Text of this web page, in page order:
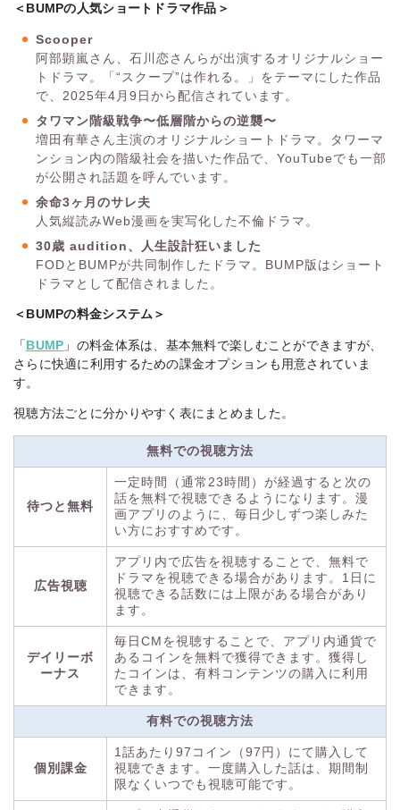
＜BUMPの人気ショートドラマ作品＞
Scooper
阿部顕嵐さん、石川恋さんらが出演するオリジナルショー
トドラマ。「“スクープ”は作れる。」をテーマにした作品
で、2025年4月9日から配信されています。
タワマン階級戦争〜低層階からの逆襲〜
増田有華さん主演のオリジナルショートドラマ。タワーマ
ンション内の階級社会を描いた作品で、YouTubeでも一部
が公開され話題を呼んでいます。
余命3ヶ月のサレ夫
人気縦読みWeb漫画を実写化した不倫ドラマ。
30歳 audition、人生設計狂いました
FODとBUMPが共同制作したドラマ。BUMP版はショート
ドラマとして配信されました。
＜BUMPの料金システム＞
「 BUMP 」の料金体系は、基本無料で楽しむことができますが、
さらに快適に利用するための課金オプションも用意されていま
す。
視聴方法ごとに分かりやすく表にまとめました。
無料での視聴方法
待つと無料
一定時間（通常23時間）が経過すると次の
話を無料で視聴できるようになります。漫
画アプリのように、毎日少しずつ楽しみた
い方におすすめです。
広告視聴
アプリ内で広告を視聴することで、無料で
ドラマを視聴できる場合があります。1日に
視聴できる話数には上限がある場合があり
ます。
デイリーボ
ーナス
毎日CMを視聴することで、アプリ内通貨で
あるコインを無料で獲得できます。獲得し
たコインは、有料コンテンツの購入に利用
できます。
有料での視聴方法
個別課金
1話あたり97コイン（97円）にて購入して
視聴できます。一度購入した話は、期間制
限なくいつでも視聴可能です。